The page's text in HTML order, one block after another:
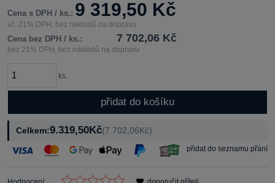
Cena s DPH / ks.: 9 319,50 Kč
vč. 21% DPH, bez nákladů na dopravu
Cena bez DPH / ks.: 7 702,06 Kč
bez 21% DPH, bez nákladů na dopravu
ks.
přidat do košíku
Celkem:9.319,50Kč(7.702,06Kč)
přidat do seznamu přání